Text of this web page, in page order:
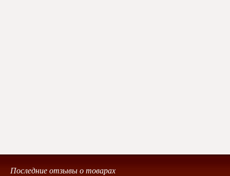
Последние отзывы о товарах